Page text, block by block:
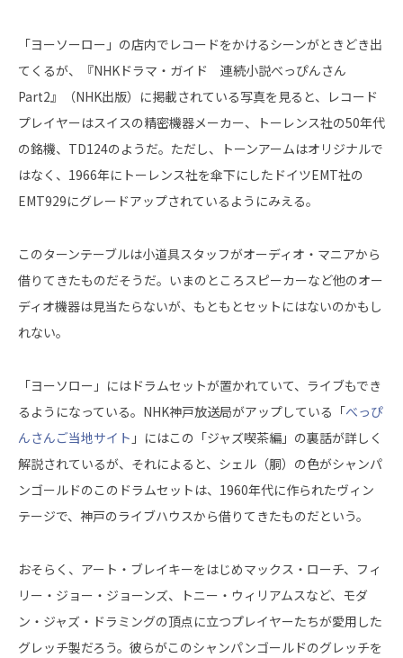
「ヨーソーロー」の店内でレコードをかけるシーンがときどき出
てくるが、『NHKドラマ・ガイド 連続小説べっぴんさん
Part2』（NHK出版）に掲載されている写真を見ると、レコード
プレイヤーはスイスの精密機器メーカー、トーレンス社の50年代
の銘機、TD124のようだ。ただし、トーンアームはオリジナルで
はなく、1966年にトーレンス社を傘下にしたドイツEMT社の
EMT929にグレードアップされているようにみえる。
このターンテーブルは小道具スタッフがオーディオ・マニアから
借りてきたものだそうだ。いまのところスピーカーなど他のオー
ディオ機器は見当たらないが、もともとセットにはないのかもし
れない。
「ヨーソロー」にはドラムセットが置かれていて、ライブもでき
るようになっている。NHK神戸放送局がアップしている「べっぴ
んさんご当地サイト 」にはこの「ジャズ喫茶編」の裏話が詳しく
解説されているが、それによると、シェル（胴）の色がシャンパ
ンゴールドのこのドラムセットは、1960年代に作られたヴィン
テージで、神戸のライブハウスから借りてきたものだという。
おそらく、アート・ブレイキーをはじめマックス・ローチ、フィ
リー・ジョー・ジョーンズ、トニー・ウィリアムスなど、モダ
ン・ジャズ・ドラミングの頂点に立つプレイヤーたちが愛用した
グレッチ製だろう。彼らがこのシャンパンゴールドのグレッチを